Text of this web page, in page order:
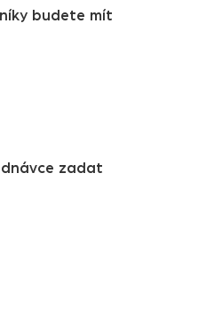
budete mít
zadat